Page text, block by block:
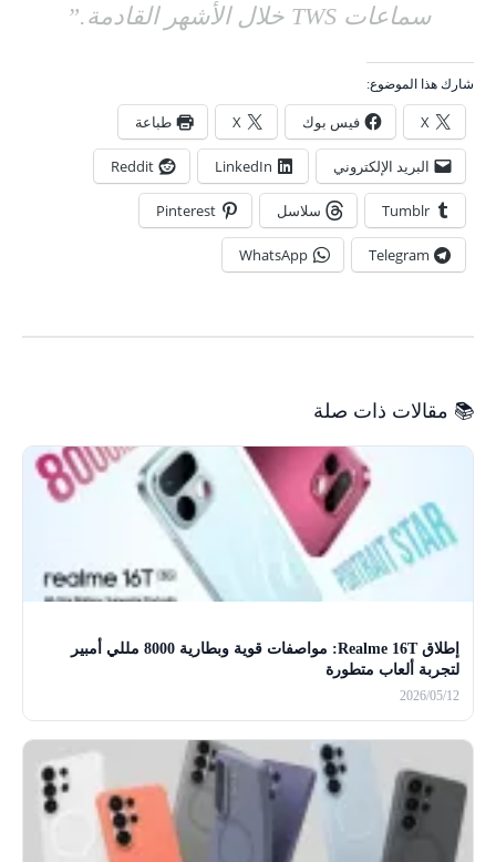
سماعات TWS خلال الأشهر القادمة.”
شارك هذا الموضوع:
X فيس بوك X طباعة
البريد الإلكتروني LinkedIn
Reddit
Tumblr سلاسل Pinterest
Telegram
WhatsApp
📚 مقالات ذات صلة
إطلاق Realme 16T: مواصفات قوية وبطارية 8000 مللي أمبير
لتجربة ألعاب متطورة
2026/05/12